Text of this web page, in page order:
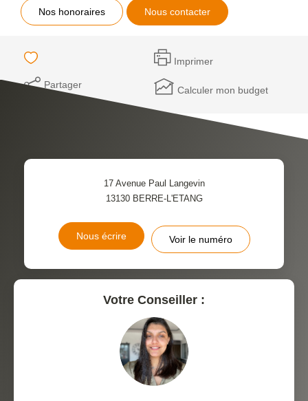
Nos honoraires Nous contacter
Imprimer
Partager Calculer mon budget
17 Avenue Paul Langevin
13130 BERRE-L'ETANG
Nous écrire Voir le numéro
Votre Conseiller :